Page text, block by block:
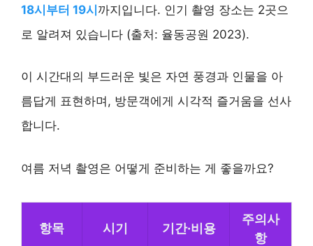
18시부터 19시까지입니다. 인기 촬영 장소는 2곳으
로 알려져 있습니다 (출처: 율동공원 2023).
이 시간대의 부드러운 빛은 자연 풍경과 인물을 아
름답게 표현하며, 방문객에게 시각적 즐거움을 선사
합니다.
여름 저녁 촬영은 어떻게 준비하는 게 좋을까요?
항목 시기 기간·비용
주의사
항